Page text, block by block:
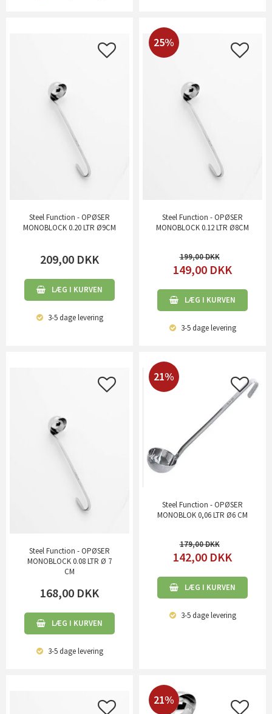
Steel Function - OPØSER
MONOBLOCK 0.20 LTR Ø9CM
209,00 DKK
LÆG I KURVEN
3-5 dagelevering
25%
Steel Function - OPØSER
MONOBLOCK 0.12 LTR Ø8CM
199,00
149,00 DKK
LÆG I KURVEN
3-5 dagelevering
Steel Function - OPØSER
MONOBLOCK 0.08 LTR Ø 7
CM
168,00 DKK
LÆG I KURVEN
3-5 dagelevering
21%
Steel Function - OPØSER
MONOBLOK 0,06 LTR Ø6 CM
179,00
142,00 DKK
LÆG I KURVEN
3-5 dagelevering
21%